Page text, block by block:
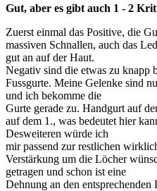
Gut, aber es gibt auch 1 - 2
Zuerst einmal das Positive, die
massiven Schnallen, auch das
gut an auf der Haut.
Negativ sind die etwas zu knapp
Fussgurte. Meine Gelenke sind
und ich bekomme die
Gurte gerade zu. Handgurt auf
auf dem 1., was bedeutet hier
Desweiteren würde ich
mir passend zur restlichen
Verstärkung um die Löcher
getragen und schon ist eine
Dehnung an den entsprechenden